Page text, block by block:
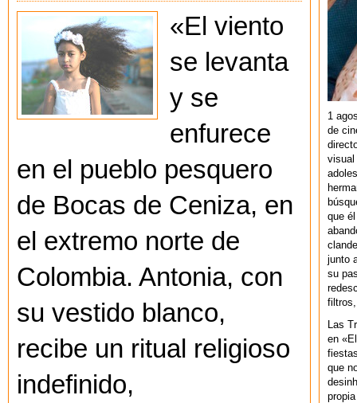
«El viento
se levanta
y se
enfurece
en el pueblo pesquero
de Bocas de Ceniza, en
el extremo norte de
Colombia. Antonia, con
su vestido blanco,
recibe un ritual religioso
indefinido,
1
de
visual
que
junto
su
filtros,
Las
en
que